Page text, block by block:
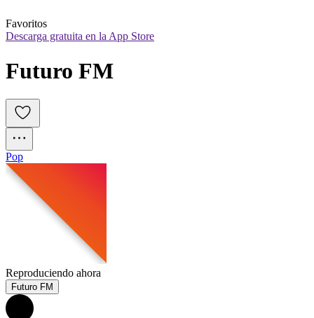
Favoritos
Descarga gratuita en la App Store
Futuro FM
Pop
Reproduciendo ahora
Futuro FM